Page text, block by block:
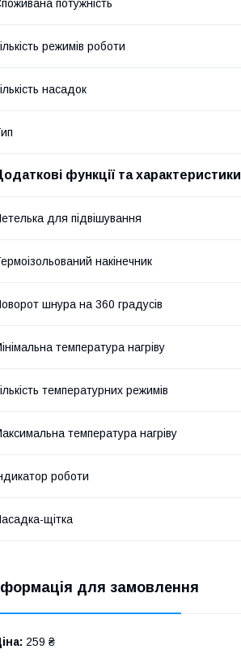
потужність
режимів роботи
насадок
функції та характеристики
для підвішування
накінечник
шнура на 360 градусів
температура нагріву
температурних режимів
температура нагріву
роботи
щітка
для замовлення
259 ₴